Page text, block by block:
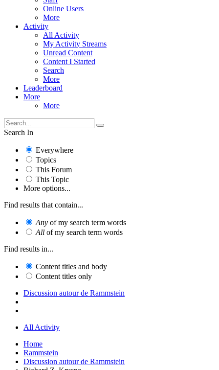
Online Users
More
Activity
All Activity
My Activity Streams
Unread Content
Content I Started
Search
More
Leaderboard
More
More
Search In
Everywhere
Topics
This Forum
This Topic
More options...
Find results that contain...
Any of my search term words
All of my search term words
Find results in...
Content titles and body
Content titles only
Discussion autour de Rammstein
All Activity
Home
Rammstein
Discussion autour de Rammstein